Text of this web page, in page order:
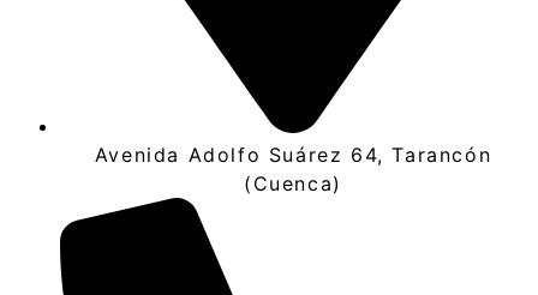
Avenida Adolfo Suárez 64, Tarancón
(Cuenca)